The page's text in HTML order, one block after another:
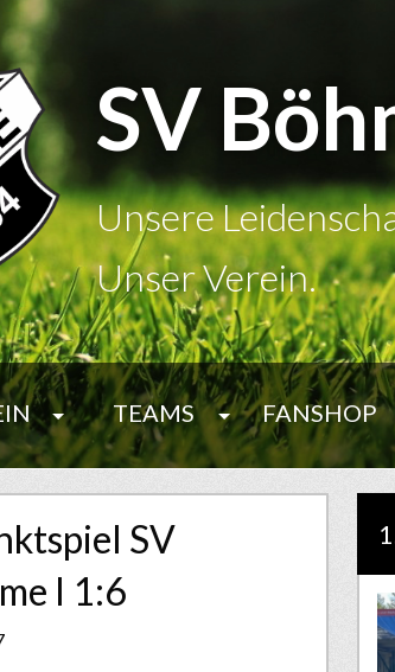
SV
Unsere
Unser Verein.
TEAMS FANSHOP
SV
I 1:6